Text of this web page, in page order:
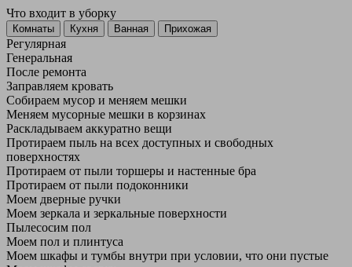
Что входит в уборку
Регу­лярная
Гене­ральная
После ремонта
Заправляем кровать
Собираем мусор и меняем мешки
Меняем мусорные мешки в корзинах
Раскладываем аккуратно вещи
Протираем пыль на всех доступных и свободных
поверхностях
Протираем от пыли торшеры и настенные бра
Протираем от пыли подоконники
Моем дверные ручки
Моем зеркала и зеркальные поверхности
Пылесосим пол
Моем пол и плинтуса
Моем шкафы и тумбы внутри при условии, что они пустые